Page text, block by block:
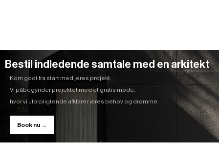
Bestil indledende samtale med en arkitekt
Kom godt fra start med jeres projekt.
Vi påbegynder projektet med et gratis møde,
hvor vi uforpligtende afklarer jeres behov og drømme.
Book nu →